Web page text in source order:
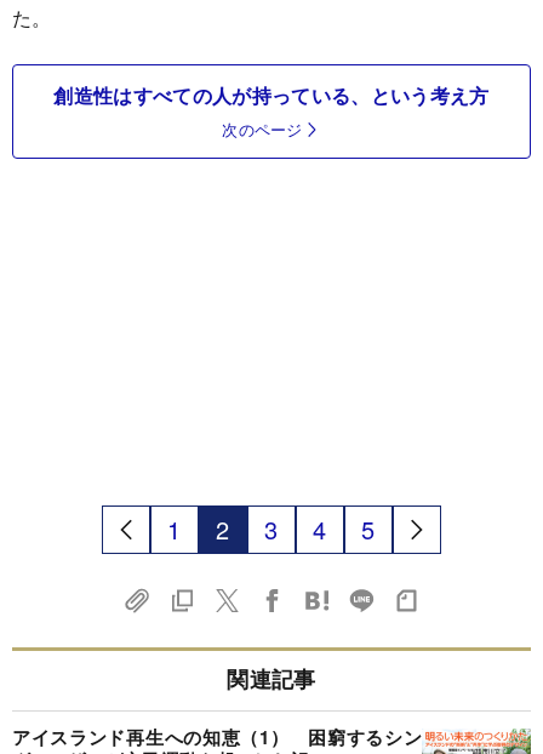
た。
創造性はすべての人が持っている、という考え方
次のページ
1 2 3 4 5
関連記事
アイスランド再生への知恵（1） 困窮するシン